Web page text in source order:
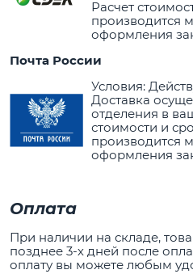
Расчет
производится
оформления
Почта России
Условия:
Доставка
отделения в
стоимости и
производится
оформления
Оплата
При наличии на складе,
позднее 3-х дней после
оплату вы можете любым